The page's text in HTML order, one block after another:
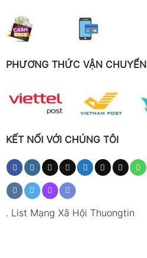
PHƯƠNG THỨC VẬN CHUYỂN
KẾT NỐI VỚI CHÚNG TÔI
. List Mạng Xã Hội Thuongtin